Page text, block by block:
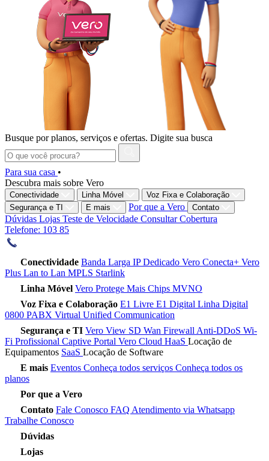
Busque por planos, serviços e ofertas. Digite sua busca
Para sua casa •
Descubra mais sobre Vero
Conectividade Linha Móvel
Voz Fixa e Colaboração
Segurança e TI
E mais Por que a Vero Contato
Dúvidas Lojas Teste de Velocidade Consultar Cobertura
Telefone: 103 85
Conectividade Banda Larga IP Dedicado Vero Conecta+ Vero
Plus Lan to Lan MPLS Starlink
Linha Móvel Vero Protege Mais Chips MVNO
Voz Fixa e Colaboração E1 Livre E1 Digital Linha Digital
0800 PABX Virtual Unified Communication
Segurança e TI Vero View SD Wan Firewall Anti-DDoS Wi-
Fi Profissional Captive Portal Vero Cloud HaaS Locação de
Equipamentos SaaS Locação de Software
E mais Eventos Conheça todos serviços Conheça todos os
planos
Por que a Vero
Contato Fale Conosco FAQ Atendimento via Whatsapp
Trabalhe Conosco
Dúvidas
Lojas